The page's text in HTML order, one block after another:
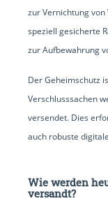
zur Vernichtung von
speziell gesicherte
zur Aufbewahrung
Der Geheimschutz
Verschlusssachen
versendet. Dies
auch robuste
Wie werden
versandt?